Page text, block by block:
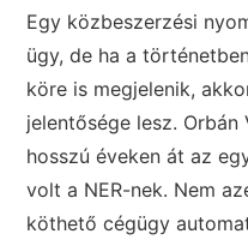
Egy közbeszerzési
ügy, de ha a
köre is megjelenik,
jelentősége lesz.
hosszú éveken át az
volt a NER-nek. Nem
köthető cégügy